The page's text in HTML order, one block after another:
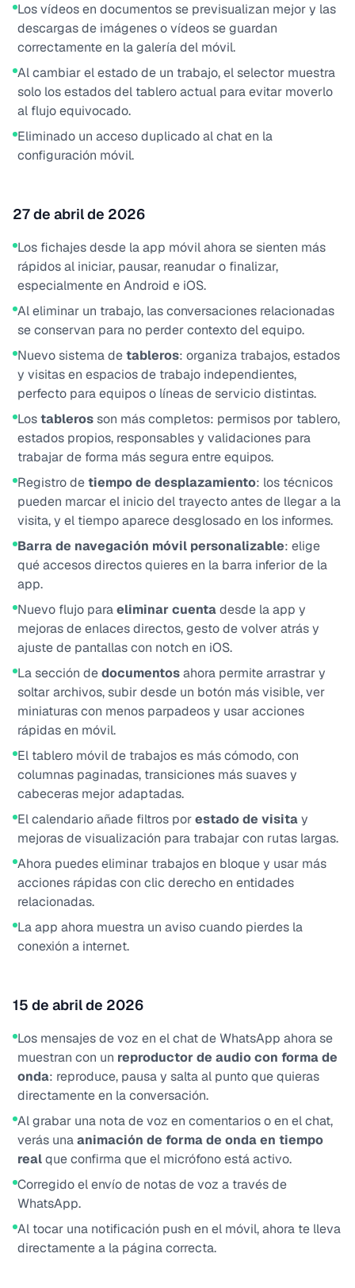
Los vídeos en documentos se previsualizan mejor y las
descargas de imágenes o vídeos se guardan
correctamente en la galería del móvil.
Al cambiar el estado de un trabajo, el selector muestra
solo los estados del tablero actual para evitar moverlo
al flujo equivocado.
Eliminado un acceso duplicado al chat en la
configuración móvil.
27 de abril de 2026
Los fichajes desde la app móvil ahora se sienten más
rápidos al iniciar, pausar, reanudar o finalizar,
especialmente en Android e iOS.
Al eliminar un trabajo, las conversaciones relacionadas
se conservan para no perder contexto del equipo.
Nuevo sistema detableros: organiza trabajos, estados
y visitas en espacios de trabajo independientes,
perfecto para equipos o líneas de servicio distintas.
Lostablerosson más completos: permisos por tablero,
estados propios, responsables y validaciones para
trabajar de forma más segura entre equipos.
Registro detiempo de desplazamiento: los técnicos
pueden marcar el inicio del trayecto antes de llegar a la
visita, y el tiempo aparece desglosado en los informes.
Barra de navegación móvil personalizable: elige
qué accesos directos quieres en la barra inferior de la
app.
Nuevo flujo paraeliminar cuentadesde la app y
mejoras de enlaces directos, gesto de volver atrás y
ajuste de pantallas con notch en iOS.
La sección dedocumentosahora permite arrastrar y
soltar archivos, subir desde un botón más visible, ver
miniaturas con menos parpadeos y usar acciones
rápidas en móvil.
El tablero móvil de trabajos es más cómodo, con
columnas paginadas, transiciones más suaves y
cabeceras mejor adaptadas.
El calendario añade filtros porestado de visitay
mejoras de visualización para trabajar con rutas largas.
Ahora puedes eliminar trabajos en bloque y usar más
acciones rápidas con clic derecho en entidades
relacionadas.
La app ahora muestra un aviso cuando pierdes la
conexión a internet.
15 de abril de 2026
Los mensajes de voz en el chat de WhatsApp ahora se
muestran con un reproductor de audio con forma de
onda: reproduce, pausa y salta al punto que quieras
directamente en la conversación.
Al grabar una nota de voz en comentarios o en el chat,
verás unaanimación de forma de onda en tiempo
realque confirma que el micrófono está activo.
Corregido el envío de notas de voz a través de
WhatsApp.
Al tocar una notificación push en el móvil, ahora te lleva
directamente a la página correcta.